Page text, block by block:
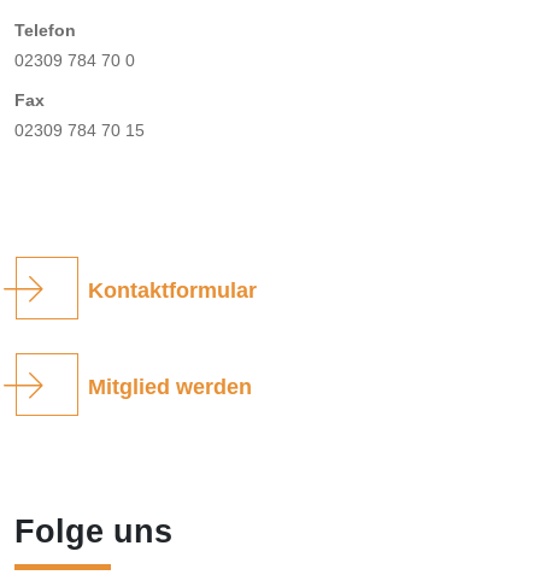
Telefon
02309 784 70 0
Fax
02309 784 70 15
Kontaktformular
Mitglied werden
Folge uns